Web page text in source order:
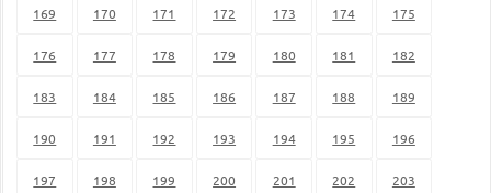
169 170 171 172 173 174 175
176 177 178 179 180 181 182
183 184 185 186 187 188 189
190 191 192 193 194 195 196
197 198 199 200 201 202 203